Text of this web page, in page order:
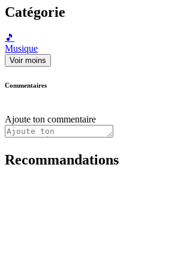
Catégorie
🎵
Musique
Voir moins
Commentaires
Ajoute ton commentaire
Recommandations